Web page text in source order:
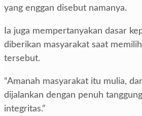
yang enggan disebut namanya.
Ia juga mempertanyakan dasar
diberikan masyarakat saat
tersebut.
“Amanah masyarakat itu mulia,
dijalankan dengan penuh
integritas.”